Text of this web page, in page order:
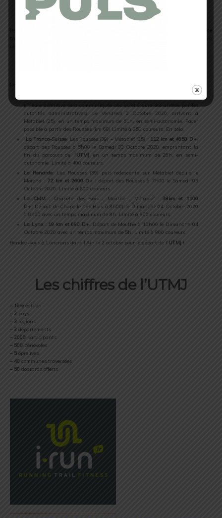
Les épreuves de l’UTMJ
: au départ de Lancrans (01) au plus tard à 8h
(l’heure définitive sera communiquée dès qu’elle aura été arrêtée par les
autorités administratives). Le Vendredi 2 Octobre 2020, arrivant à
Métabief (25), en un temps maximum de 51h, en semi-autonomie. Pacer
possible à partir des Rousses (km 68) Limité à 250 coureurs. En solo.
La Franco-Suisse: Les Rousses (39) – Métabief (25) : 112 km et 4650 D+,
départ des Rousses à 5h00 le Samedi 03 Octobre 2020, empruntant la
fin du parcours de l’UTMJ, en un temps maximum de 26h, en semi-
autonomie. Limité à 400 coureurs.
La Renarde: Les Rousses (39) puis redescente sur Métabief depuis le
Morond : 72 km et 2600 D+ : départ des Rousses à 7h00 le Samedi 03
Octobre 2020. Limité à 600 coureurs.
La CMM :
Chapelle des Bois – Mouthe – Métabief : 38km et 1100
D+. Départ de Chapelle des Bois à 8h00) le Dimanche 04 Octobre 2020
à 8h00 avec un temps maximum de 8h. Limité à 900 coureurs.
La Lynx : 19 km et 690 D+. Départ de Mouthe à 10h00 le Dimanche 04
Octobre 2020 avec un temps maximum de 5h. Limité à 900 coureurs.
Rendez-vous à Lancrans dans l’Ain le 2 octobre pour le départ de l’UTMJ !
Les chiffres de l’UTMJ
– 1ère édition
– 2 pays
– 2 régions
– 3 départements
– 2000 participants
– 500 bénévoles
– 5 épreuves
– 40 communes traversées
– 50 dossards offerts